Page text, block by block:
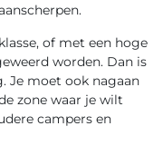
of met een hoge
worden. Dan is
Je moet ook nagaan
zone waar je wilt
campers en